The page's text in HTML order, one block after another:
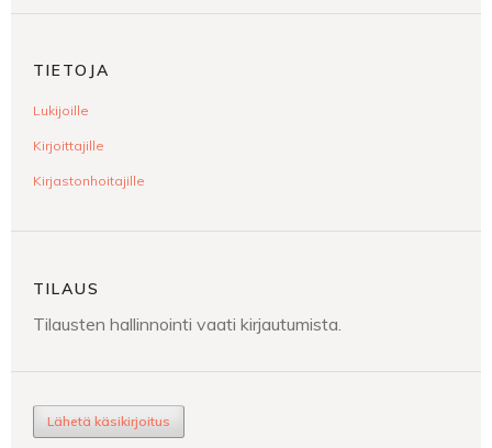
TIETOJA
Lukijoille
Kirjoittajille
Kirjastonhoitajille
TILAUS
Tilausten hallinnointi vaati kirjautumista.
Lähetä käsikirjoitus